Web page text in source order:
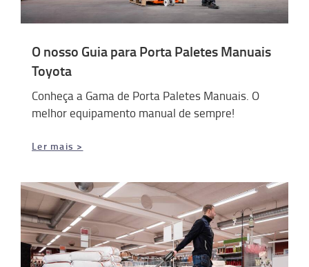
O nosso Guia para Porta Paletes Manuais
Toyota
Conheça a Gama de Porta Paletes Manuais. O
melhor equipamento manual de sempre!
Ler mais >